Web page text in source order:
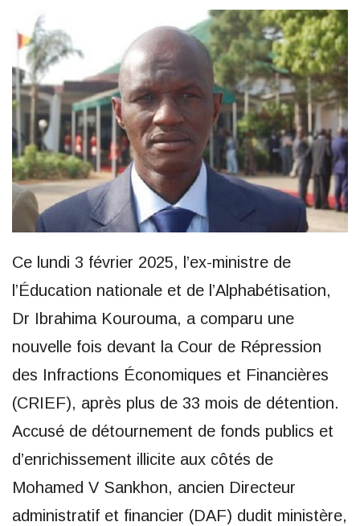
Ce lundi 3 février 2025, l’ex-ministre de
l’Éducation nationale et de l’Alphabétisation,
Dr Ibrahima Kourouma, a comparu une
nouvelle fois devant la Cour de Répression
des Infractions Économiques et Financières
(CRIEF), après plus de 33 mois de détention.
Accusé de détournement de fonds publics et
d’enrichissement illicite aux côtés de
Mohamed V Sankhon, ancien Directeur
administratif et financier (DAF) dudit ministère,